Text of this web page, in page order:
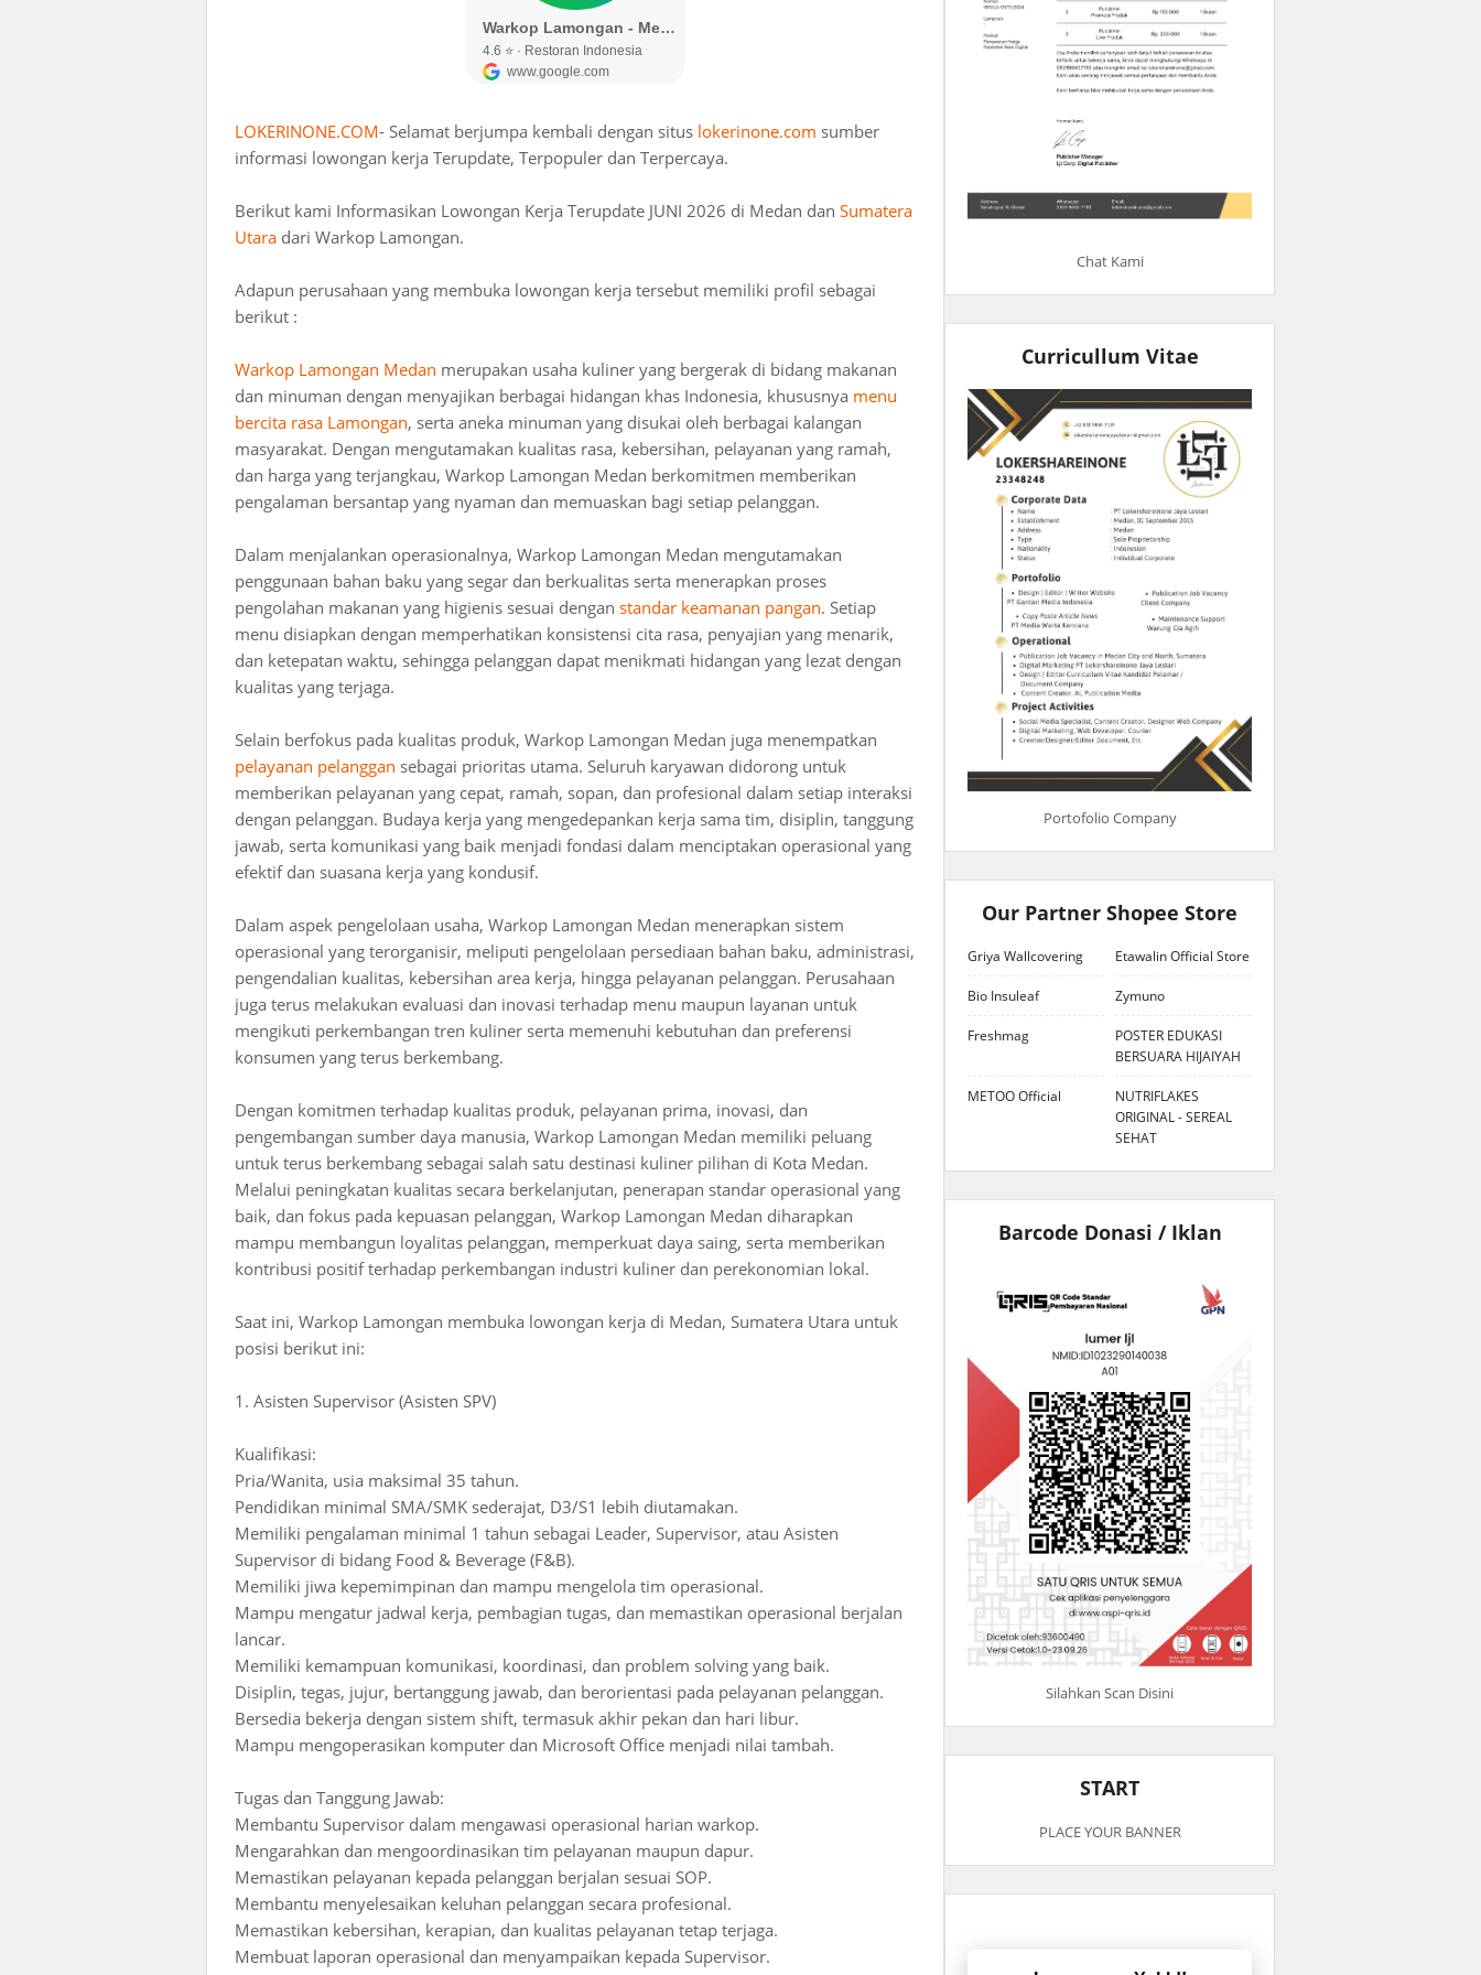
LOKERINONE.COM- Selamat berjumpa kembali dengan situs lokerinone.com sumber
informasi lowongan kerja Terupdate, Terpopuler dan Terpercaya.
Berikut kami Informasikan Lowongan Kerja Terupdate JUNI 2026 di Medan dan Sumatera
Utara dari Warkop Lamongan.
Adapun perusahaan yang membuka lowongan kerja tersebut memiliki profil sebagai
berikut :
Warkop Lamongan Medan merupakan usaha kuliner yang bergerak di bidang makanan
dan minuman dengan menyajikan berbagai hidangan khas Indonesia, khususnya menu
bercita rasa Lamongan, serta aneka minuman yang disukai oleh berbagai kalangan
masyarakat. Dengan mengutamakan kualitas rasa, kebersihan, pelayanan yang ramah,
dan harga yang terjangkau, Warkop Lamongan Medan berkomitmen memberikan
pengalaman bersantap yang nyaman dan memuaskan bagi setiap pelanggan.
Dalam menjalankan operasionalnya, Warkop Lamongan Medan mengutamakan
penggunaan bahan baku yang segar dan berkualitas serta menerapkan proses
pengolahan makanan yang higienis sesuai dengan standar keamanan pangan. Setiap
menu disiapkan dengan memperhatikan konsistensi cita rasa, penyajian yang menarik,
dan ketepatan waktu, sehingga pelanggan dapat menikmati hidangan yang lezat dengan
kualitas yang terjaga.
Selain berfokus pada kualitas produk, Warkop Lamongan Medan juga menempatkan
pelayanan pelanggan sebagai prioritas utama. Seluruh karyawan didorong untuk
memberikan pelayanan yang cepat, ramah, sopan, dan profesional dalam setiap interaksi
dengan pelanggan. Budaya kerja yang mengedepankan kerja sama tim, disiplin, tanggung
jawab, serta komunikasi yang baik menjadi fondasi dalam menciptakan operasional yang
efektif dan suasana kerja yang kondusif.
Dalam aspek pengelolaan usaha, Warkop Lamongan Medan menerapkan sistem
operasional yang terorganisir, meliputi pengelolaan persediaan bahan baku, administrasi,
pengendalian kualitas, kebersihan area kerja, hingga pelayanan pelanggan. Perusahaan
juga terus melakukan evaluasi dan inovasi terhadap menu maupun layanan untuk
mengikuti perkembangan tren kuliner serta memenuhi kebutuhan dan preferensi
konsumen yang terus berkembang.
Dengan komitmen terhadap kualitas produk, pelayanan prima, inovasi, dan
pengembangan sumber daya manusia, Warkop Lamongan Medan memiliki peluang
untuk terus berkembang sebagai salah satu destinasi kuliner pilihan di Kota Medan.
Melalui peningkatan kualitas secara berkelanjutan, penerapan standar operasional yang
baik, dan fokus pada kepuasan pelanggan, Warkop Lamongan Medan diharapkan
mampu membangun loyalitas pelanggan, memperkuat daya saing, serta memberikan
kontribusi positif terhadap perkembangan industri kuliner dan perekonomian lokal.
Saat ini, Warkop Lamongan membuka lowongan kerja di Medan, Sumatera Utara untuk
posisi berikut ini:
1. Asisten Supervisor (Asisten SPV)
Kualifikasi:
Pria/Wanita, usia maksimal 35 tahun.
Pendidikan minimal SMA/SMK sederajat, D3/S1 lebih diutamakan.
Memiliki pengalaman minimal 1 tahun sebagai Leader, Supervisor, atau Asisten
Supervisor di bidang Food & Beverage (F&B).
Memiliki jiwa kepemimpinan dan mampu mengelola tim operasional.
Mampu mengatur jadwal kerja, pembagian tugas, dan memastikan operasional berjalan
lancar.
Memiliki kemampuan komunikasi, koordinasi, dan problem solving yang baik.
Disiplin, tegas, jujur, bertanggung jawab, dan berorientasi pada pelayanan pelanggan.
Bersedia bekerja dengan sistem shift, termasuk akhir pekan dan hari libur.
Mampu mengoperasikan komputer dan Microsoft Office menjadi nilai tambah.
Tugas dan Tanggung Jawab:
Membantu Supervisor dalam mengawasi operasional harian warkop.
Mengarahkan dan mengoordinasikan tim pelayanan maupun dapur.
Memastikan pelayanan kepada pelanggan berjalan sesuai SOP.
Membantu menyelesaikan keluhan pelanggan secara profesional.
Memastikan kebersihan, kerapian, dan kualitas pelayanan tetap terjaga.
Membuat laporan operasional dan menyampaikan kepada Supervisor.
Chat Kami
Curricullum Vitae
Portofolio Company
Our Partner Shopee Store
Griya Wallcovering Etawalin Official Store
Bio Insuleaf Zymuno
Freshmag
POSTER EDUKASI
BERSUARA HIJAIYAH
METOO Official
NUTRIFLAKES
ORIGINAL - SEREAL
SEHAT
Barcode Donasi / Iklan
Silahkan Scan Disini
START
PLACE YOUR BANNER